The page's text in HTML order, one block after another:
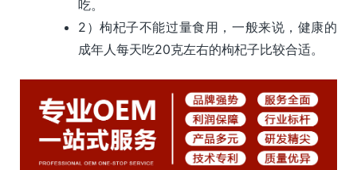
吃。
2）枸杞子不能过量食用，一般来说，健康的
成年人每天吃20克左右的枸杞子比较合适。